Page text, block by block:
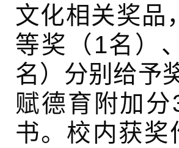
文化相关奖品
等奖（1名）
名）分别给予
赋德育附加
书。校内获